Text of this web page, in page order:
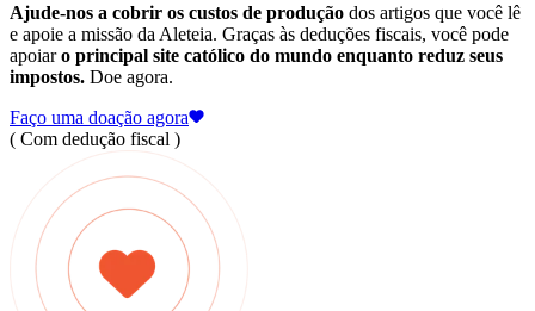
Ajude-nos a cobrir os custos de produção dos artigos que você lê
e apoie a missão da Aleteia. Graças às deduções fiscais, você pode
apoiaro principal site católico do mundo enquanto reduz seus
impostos. Doe agora.
Faço uma doação agora
( Com dedução fiscal )